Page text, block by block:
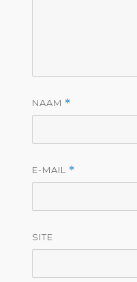
NAAM *
E-MAIL *
SITE